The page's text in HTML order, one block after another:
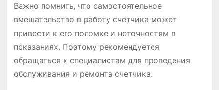
Важно помнить‚ что самостоятельное
вмешательство в работу счетчика может
привести к его поломке и неточностям в
показаниях. Поэтому рекомендуется
обращаться к специалистам для проведения
обслуживания и ремонта счетчика.